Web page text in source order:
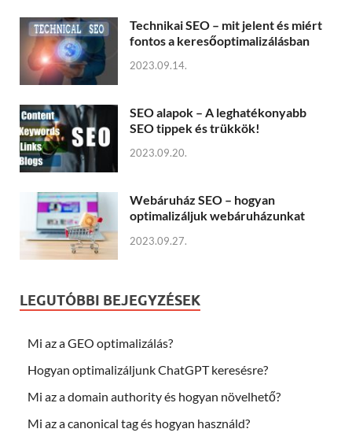
Technikai SEO – mit jelent és miért
fontos a keresőoptimalizálásban
2023.09.14.
SEO alapok – A leghatékonyabb
SEO tippek és trükkök!
2023.09.20.
Webáruház SEO – hogyan
optimalizáljuk webáruházunkat
2023.09.27.
LEGUTÓBBI BEJEGYZÉSEK
Mi az a GEO optimalizálás?
Hogyan optimalizáljunk ChatGPT keresésre?
Mi az a domain authority és hogyan növelhető?
Mi az a canonical tag és hogyan használd?